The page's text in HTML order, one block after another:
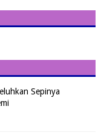
Sepinya